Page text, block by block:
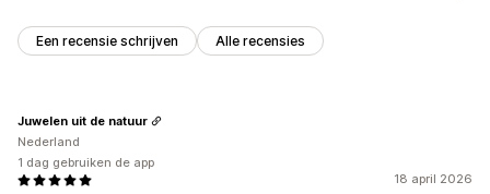
Een recensie schrijven Alle recensies
18 april 2026
Juwelen uit de natuur
Nederland
1 dag gebruiken de app